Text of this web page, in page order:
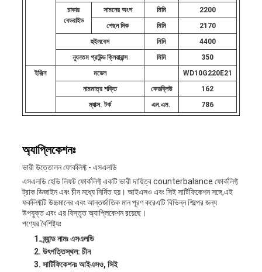
চাকার
বেডরাইড
সামনের অংশ মিমি
2200
পেছন দিক
মিমি
2170
হুইলবেস
মিমি
4400
ন্যূনতম গ্রাউন্ড ক্লিয়ারান্স
মিমি
350
ইঞ্জিন
মডেল
WD10G220E21
নামমাত্র শক্তি
কেডব্লিউ
162
ম্যাক্স. টর্ক
এন.এম. 786
অ্যাপ্লিকেশনঃ
ভারী উত্তোলন ফোর্কলিফ্ট - এসএলডি
এসএলডি হেভি লিফট ফোর্কলিফ্ট একটি ভারী দায়িত্ব counterbalance ফোর্কলিফ্ট
ট্রাক ডিজাইন এবং চীন মধ্যে নির্মিত হয়। আইএসও এবং সিই সার্টিফিকেশন সঙ্গে,এই
ফর্কলিফ্টটি উচ্চমানের এবং আন্তর্জাতিক মান পূরণ করেএটি বিভিন্ন শিল্পের জন্য
উপযুক্ত এবং এর বিস্তৃত অ্যাপ্লিকেশন রয়েছে।
পণ্যের বৈশিষ্ট্যঃ
ব্র্যান্ড নামঃ এসএলডি
উৎপত্তিস্থল: চীন
সার্টিফিকেশনঃ আইএসও, সিই